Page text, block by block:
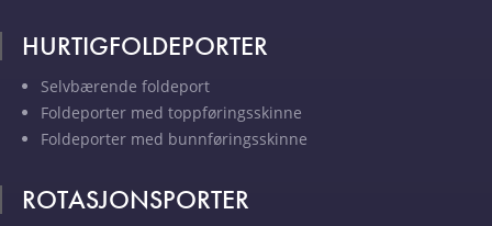
HURTIGFOLDEPORTER
Selvbærende foldeport
Foldeporter med toppføringsskinne
Foldeporter med bunnføringsskinne
ROTASJONSPORTER